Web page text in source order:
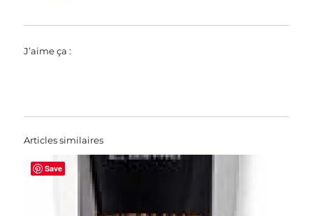
J’aime ça :
Articles similaires
Save